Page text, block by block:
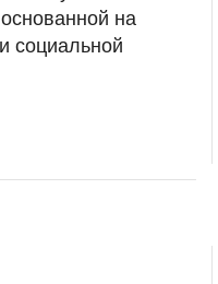
на
социальной